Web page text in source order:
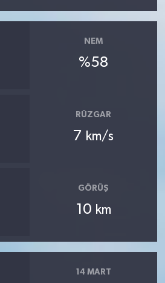
NEM
%58
RÜZGAR
7 km/s
GÖRÜŞ
10 km
14 MART